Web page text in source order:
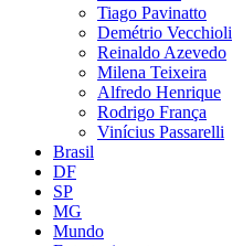
Tiago Pavinatto
Demétrio Vecchioli
Reinaldo Azevedo
Milena Teixeira
Alfredo Henrique
Rodrigo França
Vinícius Passarelli
Brasil
DF
SP
MG
Mundo